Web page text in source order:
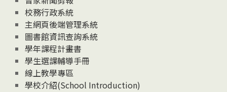
校務行政系統
主網頁後端管理系統
圖書館資訊查詢系統
學年課程計畫書
學生選課輔導手冊
線上教學專區
學校介紹(School Introduction)